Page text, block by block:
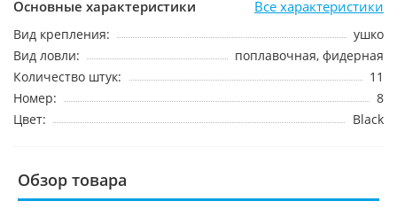
Основные характеристики Все характеристики
Вид крепления:
ушко
Вид ловли:
поплавочная, фидерная
Количество штук:
11
Номер:
8
Цвет:
Black
Обзор товара